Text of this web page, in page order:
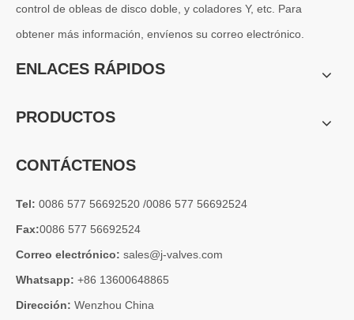
control de obleas de disco doble, y coladores Y, etc. Para
obtener más información, envíenos su correo electrónico.
ENLACES RÁPIDOS
PRODUCTOS
CONTÁCTENOS
Tel: 0086 577 56692520 /0086 577 56692524
Fax:0086 577 56692524
Correo electrónico: sales@j-valves.com
Whatsapp: +86 13600648865
Dirección: Wenzhou China